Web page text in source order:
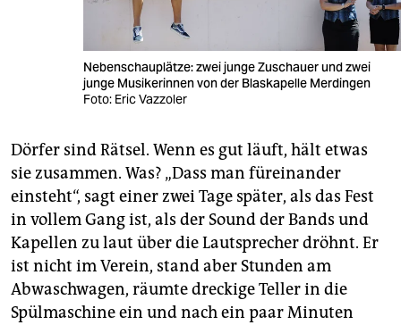
Nebenschauplätze: zwei junge Zuschauer und zwei
junge Musikerinnen von der Blaskapelle Merdingen
Foto: Eric Vazzoler
Dörfer sind Rätsel. Wenn es gut läuft, hält etwas
sie zusammen. Was? „Dass man füreinander
einsteht“, sagt einer zwei Tage später, als das Fest
in vollem Gang ist, als der Sound der Bands und
Kapellen zu laut über die Lautsprecher dröhnt. Er
ist nicht im Verein, stand aber Stunden am
Abwaschwagen, räumte dreckige Teller in die
Spülmaschine ein und nach ein paar Minuten